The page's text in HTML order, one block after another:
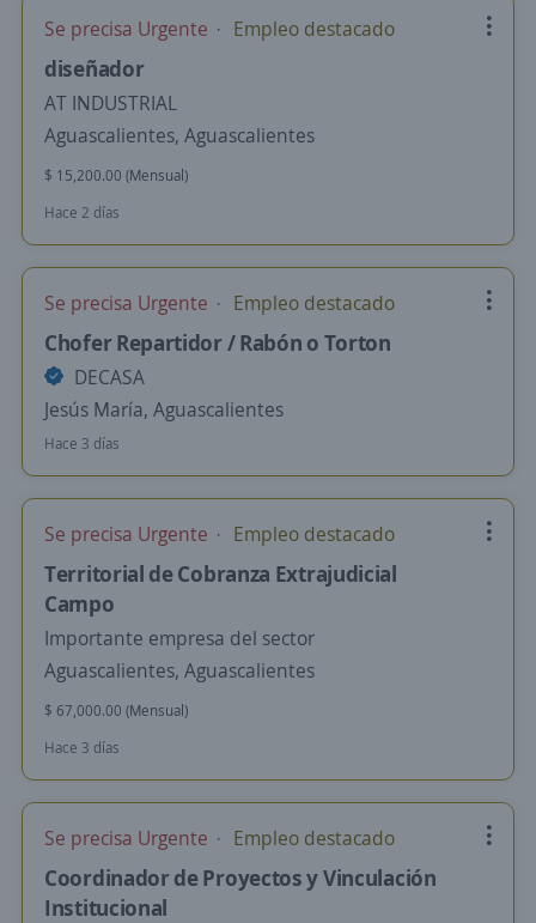
Se precisa Urgente Empleo destacado
diseñador
AT INDUSTRIAL
Aguascalientes, Aguascalientes
$ 15,200.00 (Mensual)
Hace 2 días
Se precisa Urgente Empleo destacado
Chofer Repartidor / Rabón o Torton
DECASA
Jesús María, Aguascalientes
Hace 3 días
Se precisa Urgente Empleo destacado
Territorial de Cobranza Extrajudicial
Campo
Importante empresa del sector
Aguascalientes, Aguascalientes
$ 67,000.00 (Mensual)
Hace 3 días
Se precisa Urgente Empleo destacado
Coordinador de Proyectos y Vinculación
Institucional